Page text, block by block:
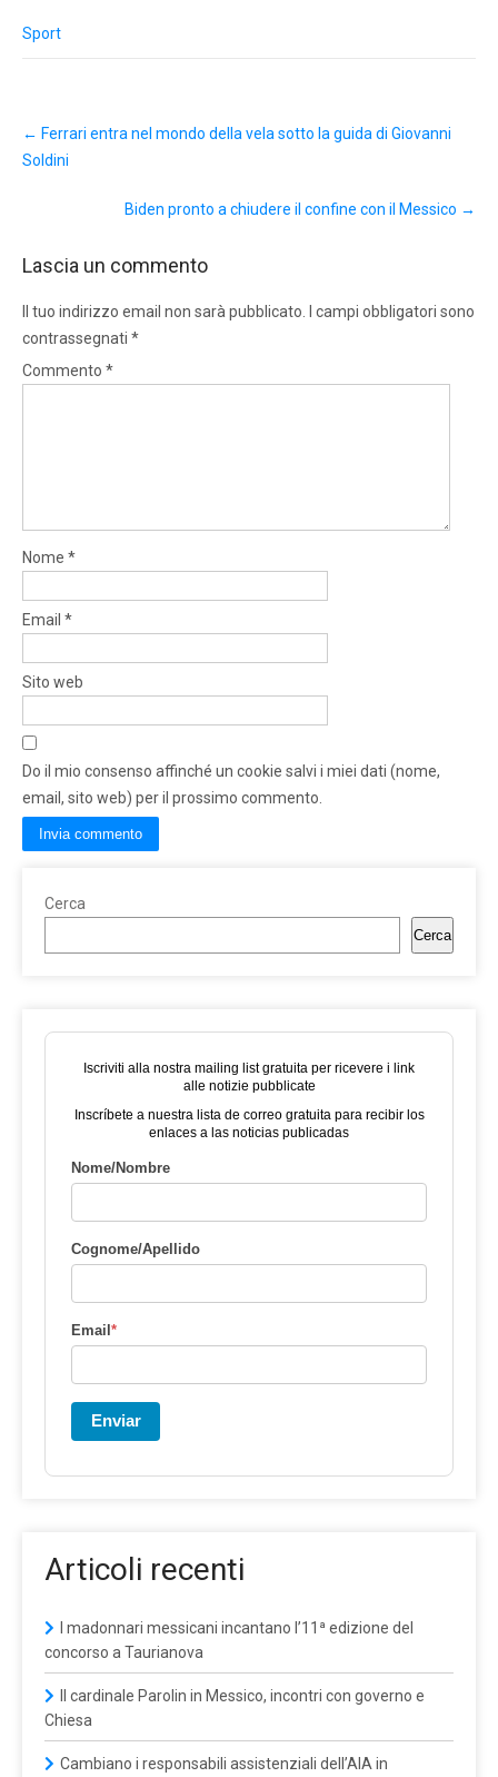
Sport
navigation
← Ferrari entra nel mondo della vela sotto la guida di Giovanni
Soldini
Biden pronto a chiudere il confine con il Messico →
Lascia un commento
Il tuo indirizzo email non sarà pubblicato.
I campi obbligatori sono
contrassegnati *
Commento *
Nome *
Email *
Sito web
Do il mio consenso affinché un cookie salvi i miei dati (nome,
email, sito web) per il prossimo commento.
Cerca
Cerca
Iscriviti alla nostra mailing list gratuita per ricevere i link
alle notizie pubblicate
Inscríbete a nuestra lista de correo gratuita para recibir los
enlaces a las noticias publicadas
Nome/Nombre
Cognome/Apellido
Email*
Enviar
Articoli recenti
I madonnari messicani incantano l’11ª edizione del
concorso a Taurianova
Il cardinale Parolin in Messico, incontri con governo e
Chiesa
Cambiano i responsabili assistenziali dell’AIA in